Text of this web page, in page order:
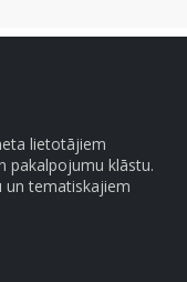
lietotājiem
pakalpojumu klāstu.
un tematiskajiem